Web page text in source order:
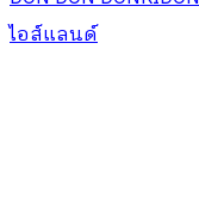
ไอส์แลนด์